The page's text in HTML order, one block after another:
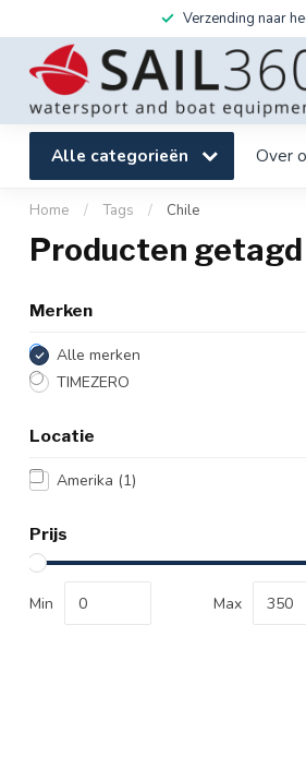
Verzending naar
Alle categorieën Over
Home / Tags / Chile
Producten
Merken
Alle merken
TIMEZERO
Locatie
Amerika (1)
Prijs
Min Max